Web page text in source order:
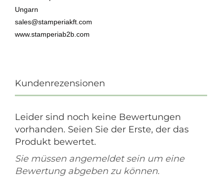
Ungarn
sales@stamperiakft.com
www.stamperiab2b.com
Kundenrezensionen
Leider sind noch keine Bewertungen
vorhanden. Seien Sie der Erste, der das
Produkt bewertet.
Sie müssen angemeldet sein um eine
Bewertung abgeben zu können.